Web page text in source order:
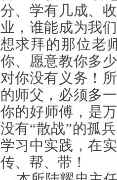
分、学有几成、
业，谁能成为我
想求拜的那位老
你、愿意教你多
对你没有义务！
的师父，必须多
你的好师傅，是
没有“散战”的孤
学习中实践，在
传、帮、带！